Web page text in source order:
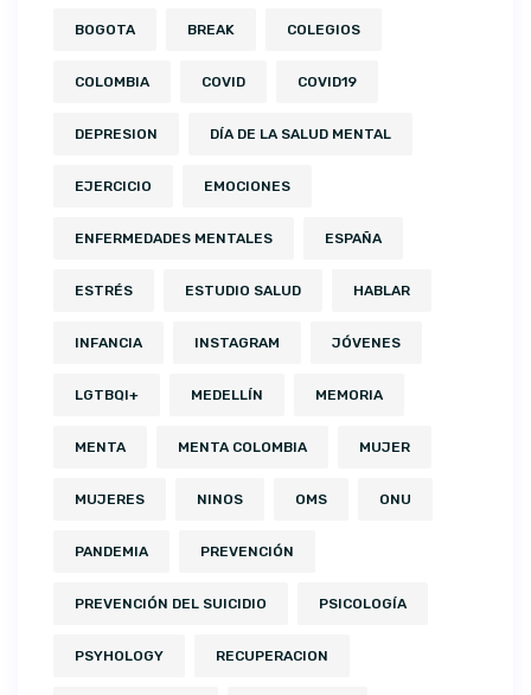
BOGOTA BREAK COLEGIOS
COLOMBIA COVID COVID19
DEPRESION DÍA DE LA SALUD MENTAL
EJERCICIO EMOCIONES
ENFERMEDADES MENTALES ESPAÑA
ESTRÉS ESTUDIO SALUD HABLAR
INFANCIA INSTAGRAM JÓVENES
LGTBQI+ MEDELLÍN MEMORIA
MENTA MENTA COLOMBIA MUJER
MUJERES NINOS OMS ONU
PANDEMIA PREVENCIÓN
PREVENCIÓN DEL SUICIDIO PSICOLOGÍA
PSYHOLOGY RECUPERACION